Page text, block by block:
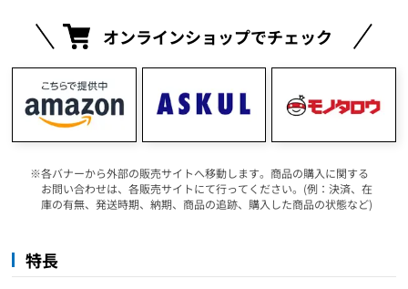
オンラインショップでチェック
各バナーから外部の販売サイトへ移動します。商品の購入に関する
お問い合わせは、各販売サイトにて行ってください。(例：決済、在
庫の有無、発送時期、納期、商品の追跡、購入した商品の状態など)
特長